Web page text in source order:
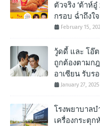
ตัวจริง ‘ต้าห์
กรอบ ฉํ่าถึงใ
February 15,
วู้ดดี้ และ โอ๊
ถูกต้องตามก
อาเซียน รับรอ
January 27, 2025
โรงพยาบาล
เครื่องกระตุ